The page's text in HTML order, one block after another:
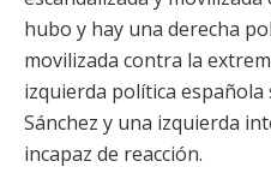
hubo y hay una derecha
movilizada contra la
izquierda política
Sánchez y una izquierda
incapaz de reacción.